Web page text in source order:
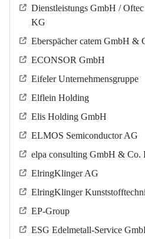
Dienstleistungs GmbH /
KG
Eberspächer catem GmbH &
ECONSOR GmbH
Eifeler Unternehmensgruppe
Elflein Holding
Elis Holding GmbH
ELMOS Semiconductor AG
elpa consulting GmbH & Co.
ElringKlinger AG
ElringKlinger
EP-Group
ESG Edelmetall-Service